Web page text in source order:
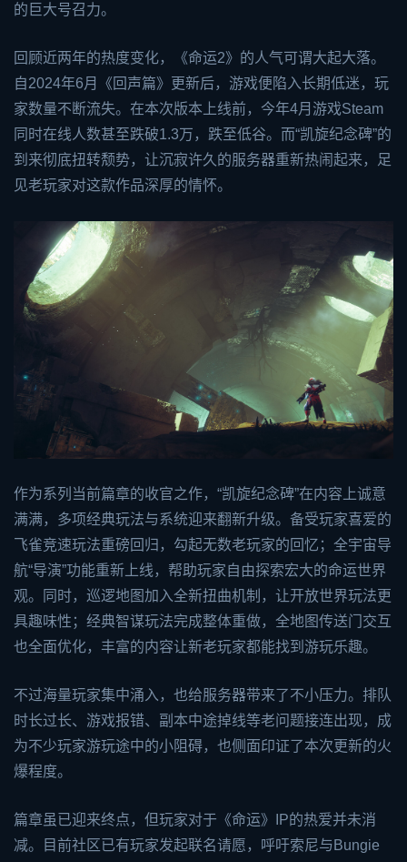
的巨大号召力。
回顾近两年的热度变化，《命运2》的人气可谓大起大落。
自2024年6月《回声篇》更新后，游戏便陷入长期低迷，玩
家数量不断流失。在本次版本上线前，今年4月游戏Steam
同时在线人数甚至跌破1.3万，跌至低谷。而“凯旋纪念碑”的
到来彻底扭转颓势，让沉寂许久的服务器重新热闹起来，足
见老玩家对这款作品深厚的情怀。
作为系列当前篇章的收官之作，“凯旋纪念碑”在内容上诚意
满满，多项经典玩法与系统迎来翻新升级。备受玩家喜爱的
飞雀竞速玩法重磅回归，勾起无数老玩家的回忆；全宇宙导
航“导演”功能重新上线，帮助玩家自由探索宏大的命运世界
观。同时，巡逻地图加入全新扭曲机制，让开放世界玩法更
具趣味性；经典智谋玩法完成整体重做，全地图传送门交互
也全面优化，丰富的内容让新老玩家都能找到游玩乐趣。
不过海量玩家集中涌入，也给服务器带来了不小压力。排队
时长过长、游戏报错、副本中途掉线等老问题接连出现，成
为不少玩家游玩途中的小阻碍，也侧面印证了本次更新的火
爆程度。
篇章虽已迎来终点，但玩家对于《命运》IP的热爱并未消
减。目前社区已有玩家发起联名请愿，呼吁索尼与Bungie